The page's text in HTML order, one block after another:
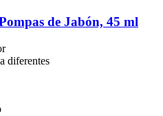
de Jabón, 45 ml
diferentes